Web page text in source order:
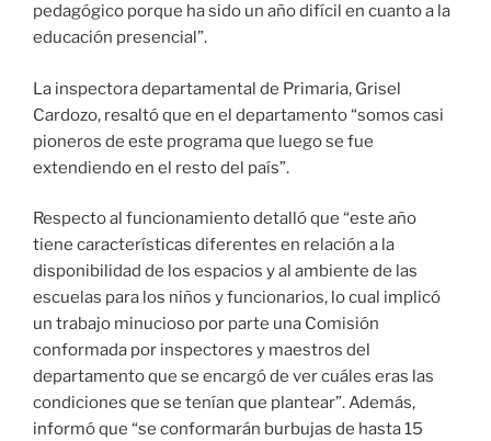
pedagógico porque ha sido un año difícil en cuanto a la
educación presencial”.
La inspectora departamental de Primaria, Grisel
Cardozo, resaltó que en el departamento “somos casi
pioneros de este programa que luego se fue
extendiendo en el resto del país”.
Respecto al funcionamiento detalló que “este año
tiene características diferentes en relación a la
disponibilidad de los espacios y al ambiente de las
escuelas para los niños y funcionarios, lo cual implicó
un trabajo minucioso por parte una Comisión
conformada por inspectores y maestros del
departamento que se encargó de ver cuáles eras las
condiciones que se tenían que plantear”. Además,
informó que “se conformarán burbujas de hasta 15